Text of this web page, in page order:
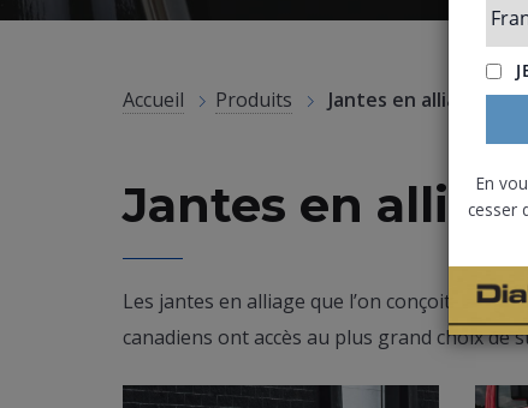
Accueil Produits Jantes en alliage
Jantes en
Les jantes en alliage que l’on conçoit et
canadiens ont accès au plus grand choix de
En
cesser